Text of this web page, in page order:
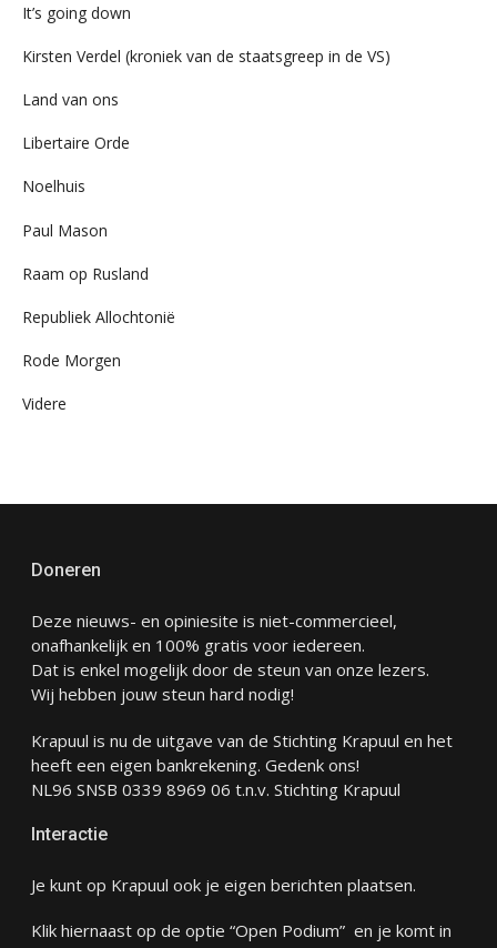
It’s going down
Kirsten Verdel (kroniek van de staatsgreep in de VS)
Land van ons
Libertaire Orde
Noelhuis
Paul Mason
Raam op Rusland
Republiek Allochtonië
Rode Morgen
Videre
Doneren
Deze nieuws- en opiniesite is niet-commercieel,
onafhankelijk en 100% gratis voor iedereen.
Dat is enkel mogelijk door de steun van onze lezers.
Wij hebben jouw steun hard nodig!
Krapuul is nu de uitgave van de Stichting Krapuul en het
heeft een eigen bankrekening. Gedenk ons!
NL96 SNSB 0339 8969 06 t.n.v. Stichting Krapuul
Interactie
Je kunt op Krapuul ook je eigen berichten plaatsen.
Klik hiernaast op de optie “Open Podium” en je komt in